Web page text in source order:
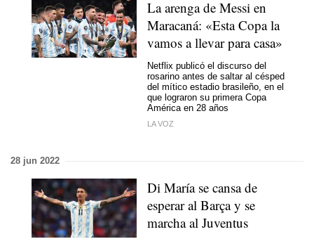
La arenga de Messi en
Maracaná: «Esta Copa la
vamos a llevar para casa»
Netflix publicó el discurso del
rosarino antes de saltar al césped
del mítico estadio brasileño, en el
que lograron su primera Copa
América en 28 años
LA VOZ
28 jun 2022
Di María se cansa de
esperar al Barça y se
marcha al Juventus